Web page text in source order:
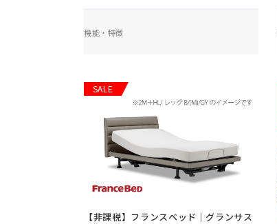
機能・特徴
SALE
【非課税】 フランスベッド｜グランサス